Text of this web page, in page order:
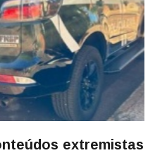
extremistas